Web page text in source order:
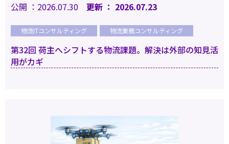
公開 ：2026.07.30 更新 ： 2026.07.23
物流ITコンサルティング 物流業務コンサルティング
第32回 荷主へシフトする物流課題。解決は外部の知見活
用がカギ